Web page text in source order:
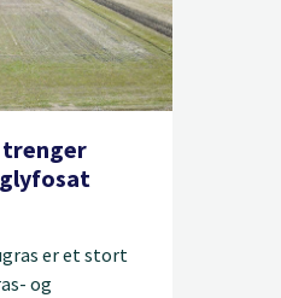
trenger
er et stort
og